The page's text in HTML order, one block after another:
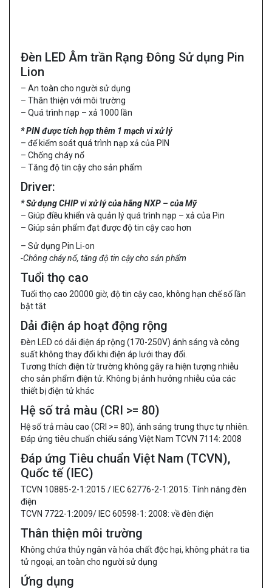
Đèn LED Âm trần Rạng Đông Sử dụng Pin
Lion
– An toàn cho người sử dụng
– Thân thiện với môi trường
– Quá trình nạp – xả 1000 lần
* PIN được tích hợp thêm 1 mạch vi xử lý
– để kiểm soát quá trình nạp xả của PIN
– Chống cháy nổ
– Tăng độ tin cậy cho sản phẩm
Driver:
* Sử dụng CHIP vi xử lý của hãng NXP – của Mỹ
– Giúp điều khiển và quản lý quá trình nạp – xả của Pin
– Giúp sản phẩm đạt được độ tin cậy cao hơn
– Sử dụng Pin Li-on
-Chông cháy nổ, tăng độ tin cậy cho sản phẩm
Tuổi thọ cao
Tuổi thọ cao 20000 giờ, độ tin cậy cao, không hạn chế số lần
bật tắt
Dải điện áp hoạt động rộng
Đèn LED có dải điện áp rộng (170-250V) ánh sáng và công
suất không thay đổi khi điện áp lưới thay đổi.
Tương thích điện từ trường không gây ra hiện tượng nhiễu
cho sản phẩm điện tử. Không bị ảnh hưởng nhiễu của các
thiết bị điện tử khác
Hệ số trả màu (CRI >= 80)
Hệ số trả màu cao (CRI >= 80), ánh sáng trung thực tự nhiên.
Đáp ứng tiêu chuẩn chiếu sáng Việt Nam TCVN 7114: 2008
Đáp ứng Tiêu chuẩn Việt Nam (TCVN),
Quốc tế (IEC)
TCVN 10885-2-1:2015 / IEC 62776-2-1:2015: Tính năng đèn
điện
TCVN 7722-1:2009/ IEC 60598-1: 2008: về đèn điện
Thân thiện môi trường
Không chứa thủy ngân và hóa chất độc hại, không phát ra tia
tử ngoại, an toàn cho người sử dụng
Ứng dụng